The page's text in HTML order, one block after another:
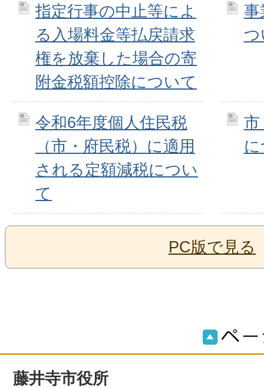
指定行事の中止等によ
る入場料金等払戻請求
権を放棄した場合の寄
附金税額控除について
事
令和6年度個人住民税
（市・府民税）に適用
される定額減税につい
て
市
PC版で見る
藤井寺市役所